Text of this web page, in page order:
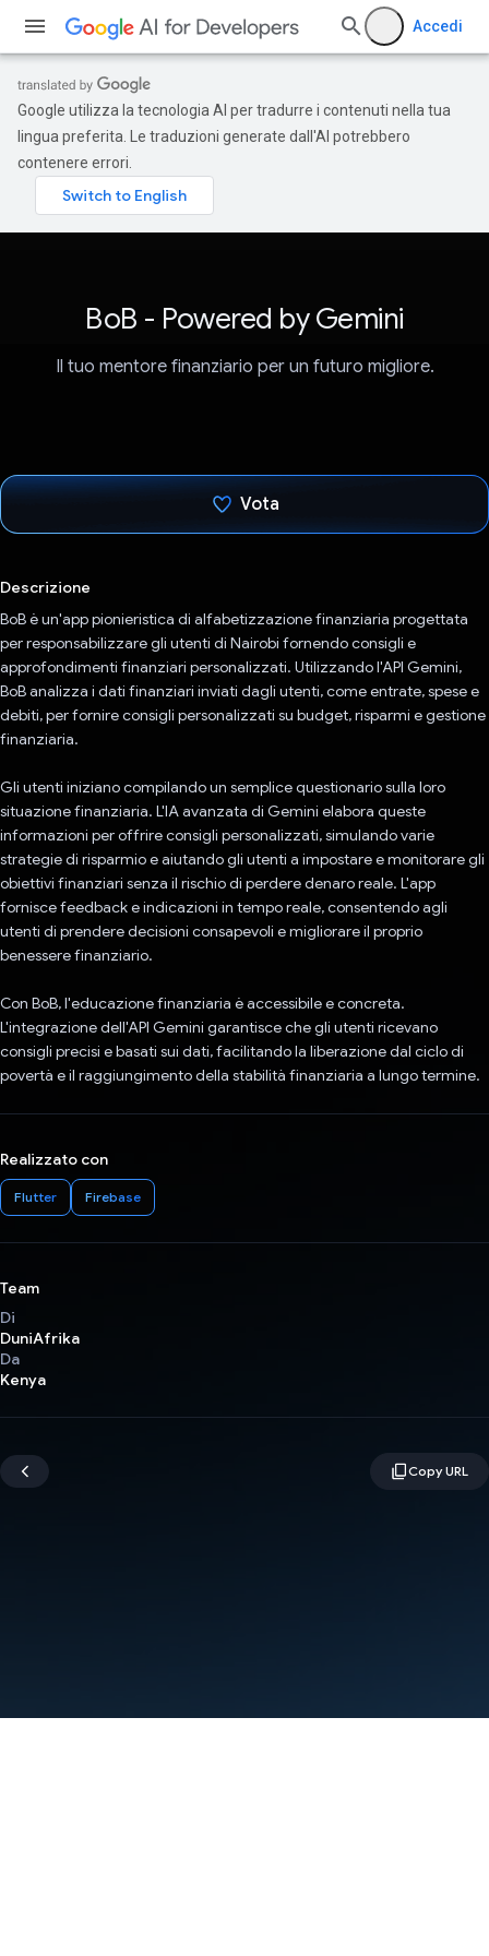
Accedi
Google utilizza la tecnologia AI per tradurre i contenuti nella tua
lingua preferita. Le traduzioni generate dall'AI potrebbero
contenere errori.
BoB - Powered by Gemini
Il tuo mentore finanziario per un futuro migliore.
Vota
Descrizione
BoB è un'app pionieristica di alfabetizzazione finanziaria progettata
per responsabilizzare gli utenti di Nairobi fornendo consigli e
approfondimenti finanziari personalizzati. Utilizzando l'API Gemini,
BoB analizza i dati finanziari inviati dagli utenti, come entrate, spese e
debiti, per fornire consigli personalizzati su budget, risparmi e gestione
finanziaria.
Gli utenti iniziano compilando un semplice questionario sulla loro
situazione finanziaria. L'IA avanzata di Gemini elabora queste
informazioni per offrire consigli personalizzati, simulando varie
strategie di risparmio e aiutando gli utenti a impostare e monitorare gli
obiettivi finanziari senza il rischio di perdere denaro reale. L'app
fornisce feedback e indicazioni in tempo reale, consentendo agli
utenti di prendere decisioni consapevoli e migliorare il proprio
benessere finanziario.
Con BoB, l'educazione finanziaria è accessibile e concreta.
L'integrazione dell'API Gemini garantisce che gli utenti ricevano
consigli precisi e basati sui dati, facilitando la liberazione dal ciclo di
povertà e il raggiungimento della stabilità finanziaria a lungo termine.
Realizzato con
Flutter Firebase
Team
Di
DuniAfrika
Da
Kenya